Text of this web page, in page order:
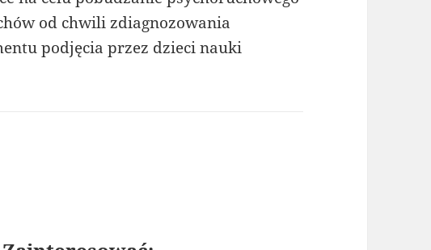
od chwili zdiagnozowania
podjęcia przez dzieci nauki